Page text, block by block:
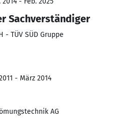
Sachverständiger
- TÜV SÜD Gruppe
- März 2014
AG